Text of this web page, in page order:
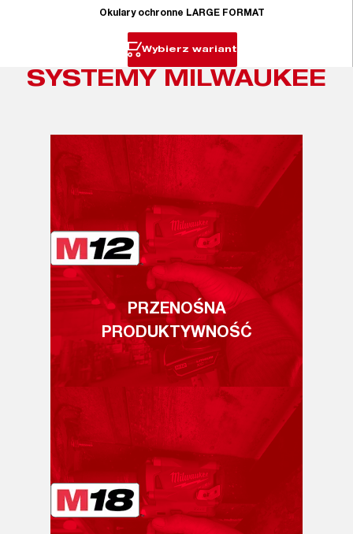
Okulary ochronne LARGE FORMAT
Wybierz wariant
SYSTEMY MILWAUKEE
PRZENOŚNA
PRODUKTYWNOŚĆ